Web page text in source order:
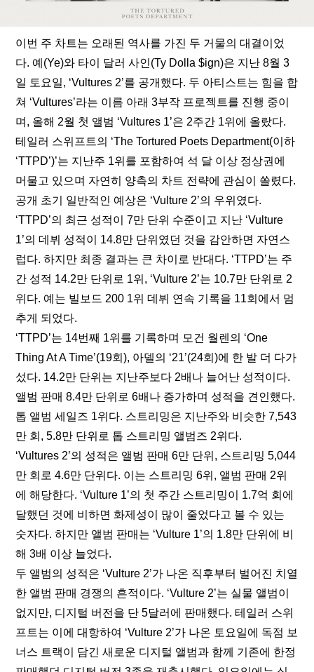
이번 주 차트는 오래된 역사를 가진 두 거물의 대결이었
다. 예(Ye)와 타이 달러 사인(Ty Dolla $ign)은 지난 8월 3
일 토요일, ‘Vultures 2’를 공개했다. 두 아티스트는 힘을 합
쳐 ‘Vultures’라는 이름 아래 3부작 프로젝트를 진행 중이
며, 올해 2월 첫 앨범 ‘Vultures 1’은 2주간 1위에 올랐다.
테일러 스위프트의 ‘The Tortured Poets Department(이하
‘TTPD’)’는 지난주 1위를 포함하여 석 달 이상 정상권에
머물고 있으며 자연히 양측의 차트 전략에 관심이 쏠렸다.
공개 초기 일반적인 예상은 ‘Vulture 2’의 우위였다.
‘TTPD’의 최근 성적이 7만 단위 수준이고 지난 ‘Vulture
1’의 데뷔 성적이 14.8만 단위였던 것을 감안하면 자연스
럽다. 하지만 최종 결과는 큰 차이로 반대다. ‘TTPD’는 주
간 성적 14.2만 단위로 1위, ‘Vulture 2’는 10.7만 단위로 2
위다. 예는 빌보드 200 1위 데뷔 연속 기록을 11회에서 멈
추게 되었다.
‘TTPD’는 14번째 1위를 기록하며 모건 월렌의 ‘One
Thing At A Time’(19회), 아델의 ‘21’(24회)에 한 발 더 다가
섰다. 14.2만 단위는 지난주보다 2배나 늘어난 성적이다.
앨범 판매 8.4만 단위로 6배나 증가하며 성적을 견인했다.
톱 앨범 세일즈 1위다. 스트리밍은 지난주와 비슷한 7,543
만 회, 5.8만 단위로 톱 스트리밍 앨범즈 2위다.
‘Vultures 2’의 성적은 앨범 판매 6만 단위, 스트리밍 5,044
만 회로 4.6만 단위다. 이는 스트리밍 6위, 앨범 판매 2위
에 해당한다. ‘Vulture 1’의 첫 주간 스트리밍이 1.7억 회에
달했던 것에 비하면 화제성이 많이 줄었다고 볼 수 있는
숫자다. 하지만 앨범 판매는 ‘Vulture 1’의 1.8만 단위에 비
해 3배 이상 늘었다.
두 앨범의 성적은 ‘Vulture 2’가 나온 직후부터 벌어진 치열
한 앨범 판매 경쟁의 흔적이다. ‘Vulture 2’는 실물 앨범이
없지만, 디지털 버전을 단 5달러에 판매했다. 테일러 스위
프트는 이에 대항하여 ‘Vulture 2’가 나온 토요일에 독점 보
너스 트랙이 담긴 새로운 디지털 앨범과 함께 기존에 한정